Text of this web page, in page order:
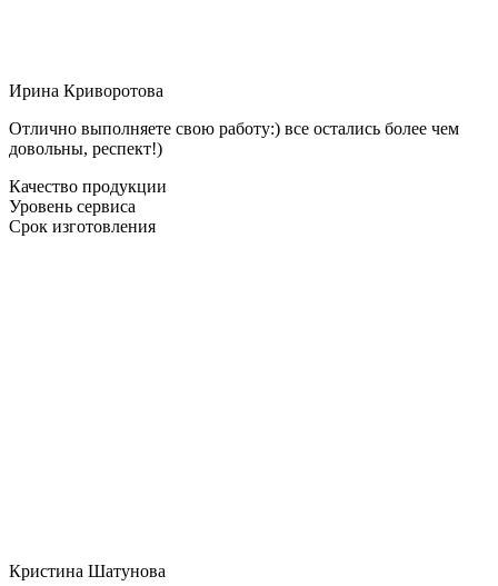
Ирина Криворотова
Отлично выполняете свою работу:) все остались более чем
довольны, респект!)
Качество продукции
Уровень сервиса
Срок изготовления
Кристина Шатунова